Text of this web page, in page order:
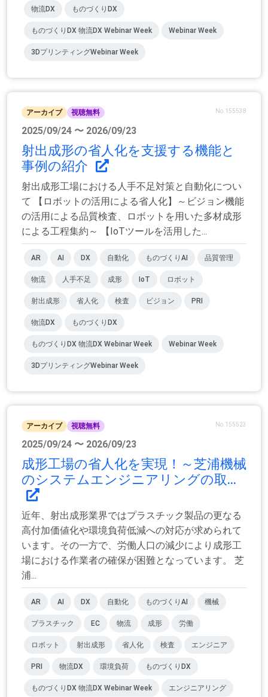
物流DX ものづくりDX
ものづくりDX 物流DX Webinar Week Webinar Week
3DプリンティングWebinar Week
アーカイブ 視聴無料 No.155538
2025/09/24 〜 2026/09/23
射出成形の省人化を支援する機能と
事例の紹介
射出成形工場における人手不足対策と自動化につい
て 【ロボットの活用による省人化】～ビジョン機能
の活用による品質検査、ロボットを用いた多材成形
による工程集約～ 【IoTツールを活用した...
AR AI DX 自動化 ものづくりAI 品質管理
物流 人手不足 成形 IoT ロボット
射出成形 省人化 検査 ビジョン PRI
物流DX ものづくりDX
ものづくりDX 物流DX Webinar Week Webinar Week
3DプリンティングWebinar Week
アーカイブ 視聴無料 No.155523
2025/09/24 〜 2026/09/23
成形工場の省人化を実現！～芝浦機械
のシステムエンジニアリングの取...
近年、射出成形業界ではプラスチック製品の更なる
高付加価値化や環境負荷低減への対応が求められて
います。その一方で、労働人口の減少により成形工
場における作業者の確保が困難となっています。 芝
浦...
AR AI DX 自動化 ものづくりAI 機械
プラスチック EC 物流 成形 労働
ロボット 射出成形 省人化 検査 エンジニア
PRI 物流DX 環境負荷 ものづくりDX
ものづくりDX 物流DX Webinar Week エンジニアリング